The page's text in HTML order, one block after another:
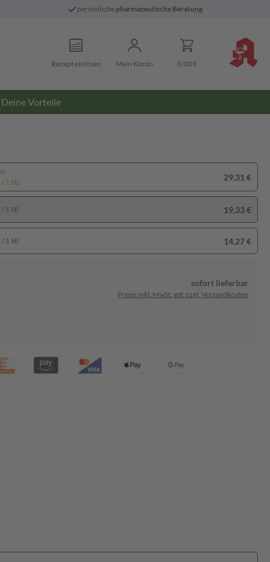
persönliche pharmazeutische Beratung
Rezept einlösen Mein Konto 0,00 €
Deine Vorteile
1 St)
29,31 €
1 St) 19,33 €
1 St) 14,27 €
sofort lieferbar
Preise inkl. MwSt. ggf. zzgl. Versandkosten